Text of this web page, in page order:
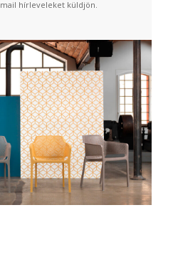
hírleveleket küldjön.